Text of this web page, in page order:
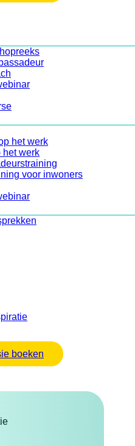
het werk
het werk
voor inwoners
boeken